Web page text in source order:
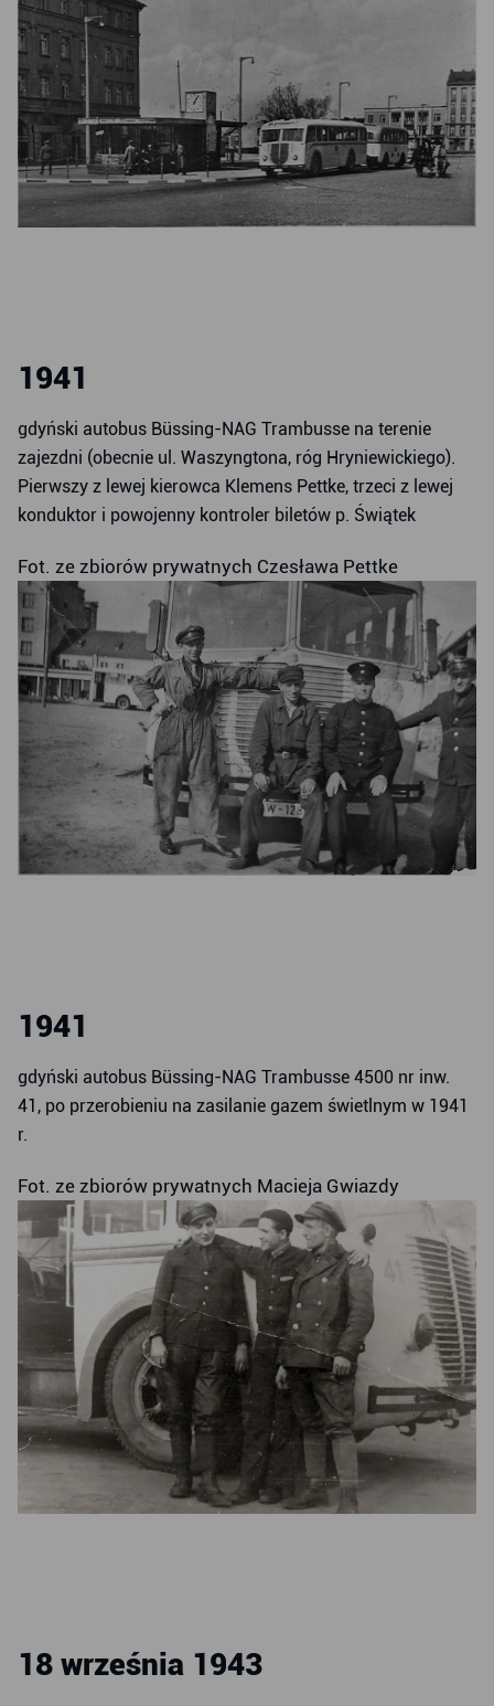
1941
gdyński autobus Büssing-NAG Trambusse na terenie
zajezdni (obecnie ul. Waszyngtona, róg Hryniewickiego).
Pierwszy z lewej kierowca Klemens Pettke, trzeci z lewej
konduktor i powojenny kontroler biletów p. Świątek
Fot. ze zbiorów prywatnych Czesława Pettke
1941
gdyński autobus Büssing-NAG Trambusse 4500 nr inw.
41, po przerobieniu na zasilanie gazem świetlnym w 1941
r.
Fot. ze zbiorów prywatnych Macieja Gwiazdy
18 września 1943